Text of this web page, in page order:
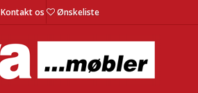
Kontakt os Ønskeliste